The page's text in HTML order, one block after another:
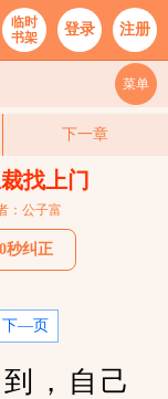
临时
书架
登录 注册
菜单
下一章
找上门
：公子富
秒纠正
下—页
，自己